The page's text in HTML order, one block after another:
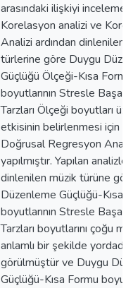
arasındaki ilişkiyi
Korelasyon analizi ve
Analizi ardından dinlenilen
türlerine göre Duygu
Güçlüğü Ölçeği-Kısa Formu
boyutlarının Stresle Başa
Tarzları Ölçeği boyutları
etkisinin belirlenmesi için
Doğrusal Regresyon
yapılmıştır. Yapılan analizler,
dinlenilen müzik türüne
Düzenleme Güçlüğü-Kısa
boyutlarının Stresle Başa
Tarzları boyutlarını çoğu
anlamlı bir şekilde
görülmüştür ve Duygu
Güçlüğü-Kısa Formu